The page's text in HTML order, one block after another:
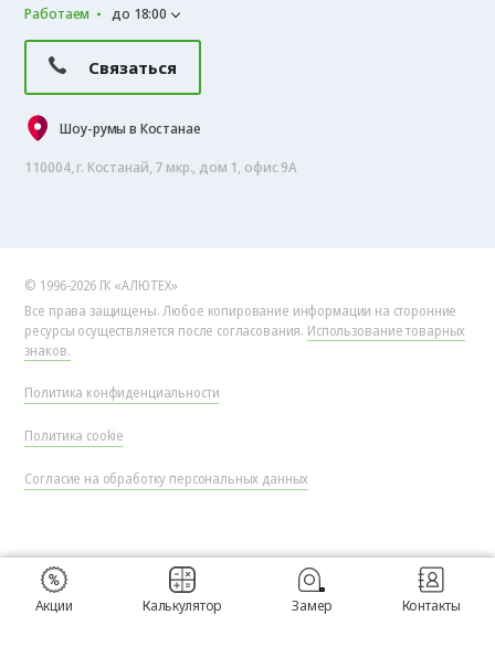
Работаем до 18:00
Связаться
Шоу-румы в Костанае
110004, г. Костанай, 7 мкр., дом 1, офис 9А
© 1996-2026 ГК «АЛЮТЕХ»
Все права защищены. Любое копирование информации на сторонние
ресурсы осуществляется после согласования. Использование товарных
знаков.
Политика конфиденциальности
Политика cookie
Согласие на обработку персональных данных
Акции Калькулятор Замер Контакты